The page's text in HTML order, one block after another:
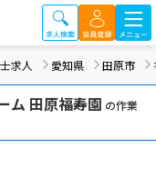
求人 愛知県 田原市
ム 田原福寿園 の作業